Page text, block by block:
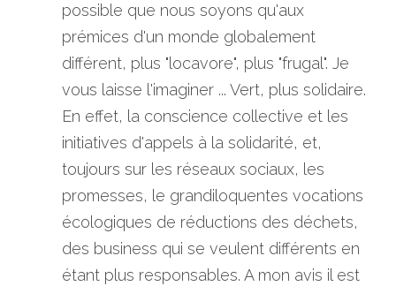
possible que nous soyons qu'aux
prémices d'un monde globalement
différent, plus "locavore", plus "frugal". Je
vous laisse l'imaginer ... Vert, plus solidaire.
En effet, la conscience collective et les
initiatives d'appels à la solidarité, et,
toujours sur les réseaux sociaux, les
promesses, le grandiloquentes vocations
écologiques de réductions des déchets,
des business qui se veulent différents en
étant plus responsables. A mon avis il est